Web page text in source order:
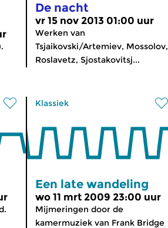
De nacht
vr 15 nov 2013 01:00 uur
Werken van
Tsjaikovski/Artemiev, Mossolov,
Roslavetz, Sjostakovitsj...
Klassiek
Een late wandeling
wo 11 mrt 2009 23:00 uur
Mijmeringen door de
kamermuziek van Frank Bridge